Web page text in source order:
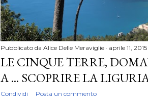
Pubblicato da Alice Delle Meraviglie aprile 11, 2015
LE CINQUE TERRE,
A ... SCOPRIRE LA
Condividi Posta un commento